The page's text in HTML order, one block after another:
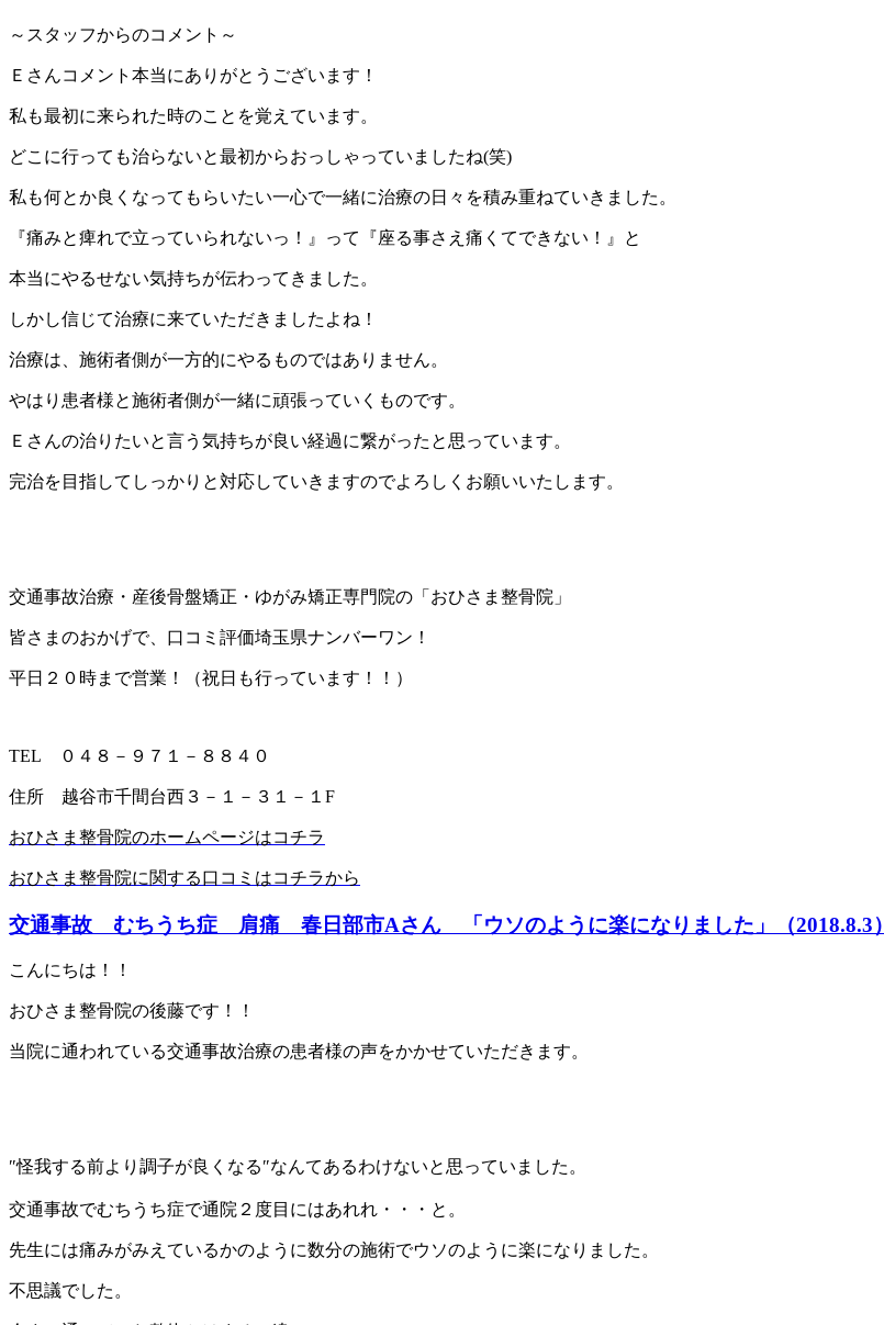
～スタッフからのコメント～
Ｅさんコメント本当にありがとうございます！
私も最初に来られた時のことを覚えています。
どこに行っても治らないと最初からおっしゃっていましたね(笑)
私も何とか良くなってもらいたい一心で一緒に治療の日々を積み重ねていきました。
『痛みと痺れで立っていられないっ！』って『座る事さえ痛くてできない！』と
本当にやるせない気持ちが伝わってきました。
しかし信じて治療に来ていただきましたよね！
治療は、施術者側が一方的にやるものではありません。
やはり患者様と施術者側が一緒に頑張っていくものです。
Ｅさんの治りたいと言う気持ちが良い経過に繋がったと思っています。
完治を目指してしっかりと対応していきますのでよろしくお願いいたします。
交通事故治療・産後骨盤矯正・ゆがみ矯正専門院の「おひさま整骨院」
皆さまのおかげで、口コミ評価埼玉県ナンバーワン！
平日２０時まで営業！（祝日も行っています！！）
TEL ０４８－９７１－８８４０
住所 越谷市千間台西３－１－３１－１ F
おひさま整骨院のホームページはコチラ
おひさま整骨院に関する口コミはコチラから
交通事故 むちうち症 肩痛 春日部市Aさん 「ウソのように楽になりました」（2018.8.3）
こんにちは！！
おひさま整骨院の後藤です！！
当院に通われている交通事故治療の患者様の声をかかせていただきます。
″怪我する前より調子が良くなる″なんてあるわけないと思っていました。
交通事故でむちうち症で通院２度目にはあれれ・・・と。
先生には痛みがみえているかのように数分の施術でウソのように楽になりました。
不思議でした。